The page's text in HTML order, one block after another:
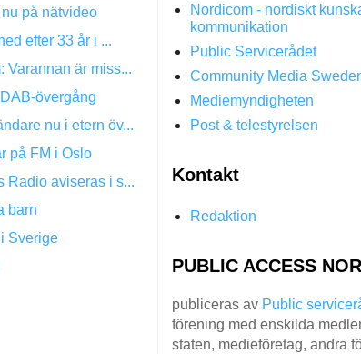
på nätvideo
efter 33 år i ...
Varannan är miss...
övergång
nu i etern öv...
på FM i Oslo
Radio aviseras i s...
barn
Sverige
Nordicom - nordiskt
kommunikation
Public Servicerådet
Community Media
Mediemyndigheten
Post & telestyrelsen
Kontakt
Redaktion
PUBLIC ACCESS
publiceras av Public
förening med enskilda
staten, medieföretag, andra